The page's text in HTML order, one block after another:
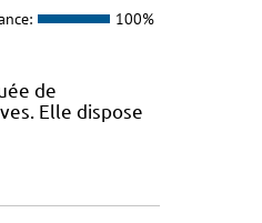
100%
de
Elle dispose